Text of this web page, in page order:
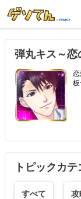
弾丸キス～恋
板
トピックカテ
すべて 攻